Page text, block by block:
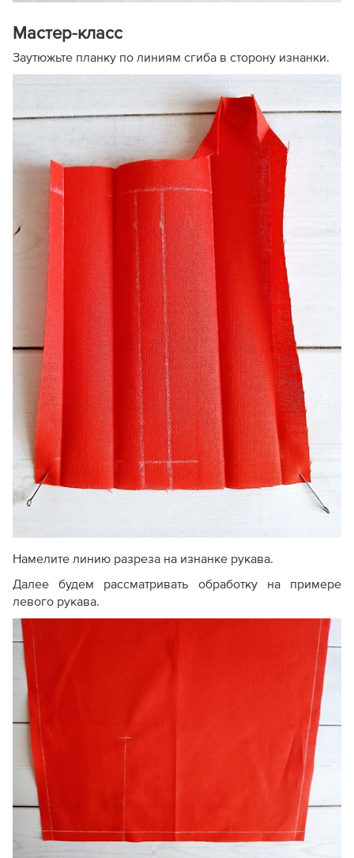
Мастер-класс
Заутюжьте планку по линиям сгиба в сторону изнанки.
Намелите линию разреза на изнанке рукава.
Далее будем рассматривать обработку на примере
левого рукава.